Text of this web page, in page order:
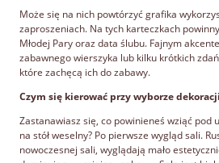
Może się na nich powtórzyć grafika
zaproszeniach. Na tych karteczkach
Młodej Pary oraz data ślubu. Fajnym
zabawnego wierszyka lub kilku krótkich
które zachęcą ich do zabawy.
Czym się kierować przy wyborze
Zastanawiasz się, co powinieneś wziąć pod
na stół weselny? Po pierwsze wygląd sali.
nowoczesnej sali, wyglądają mało